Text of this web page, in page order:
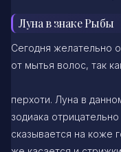
Луна в знаке Рыбы
Сегодня желательно
от мытья волос, так
перхоти. Луна в
зодиака отрицательно
сказывается на коже